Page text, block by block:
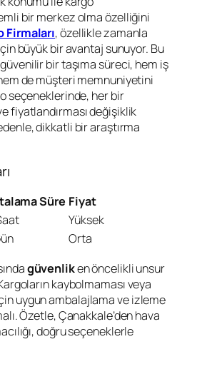
bir merkez olma özelliğini
Firmaları, özellikle zamanla
büyük bir avantaj sunuyor. Bu
bir taşıma süreci, hem iş
de müşteri memnuniyetini
seçeneklerinde, her bir
fiyatlandırması değişiklik
dikkatli bir araştırma
Süre Fiyat
Yüksek
Orta
güvenliken öncelikli unsur
kaybolmaması veya
uygun ambalajlama ve izleme
Özetle, Çanakkale’den hava
doğru seçeneklerle